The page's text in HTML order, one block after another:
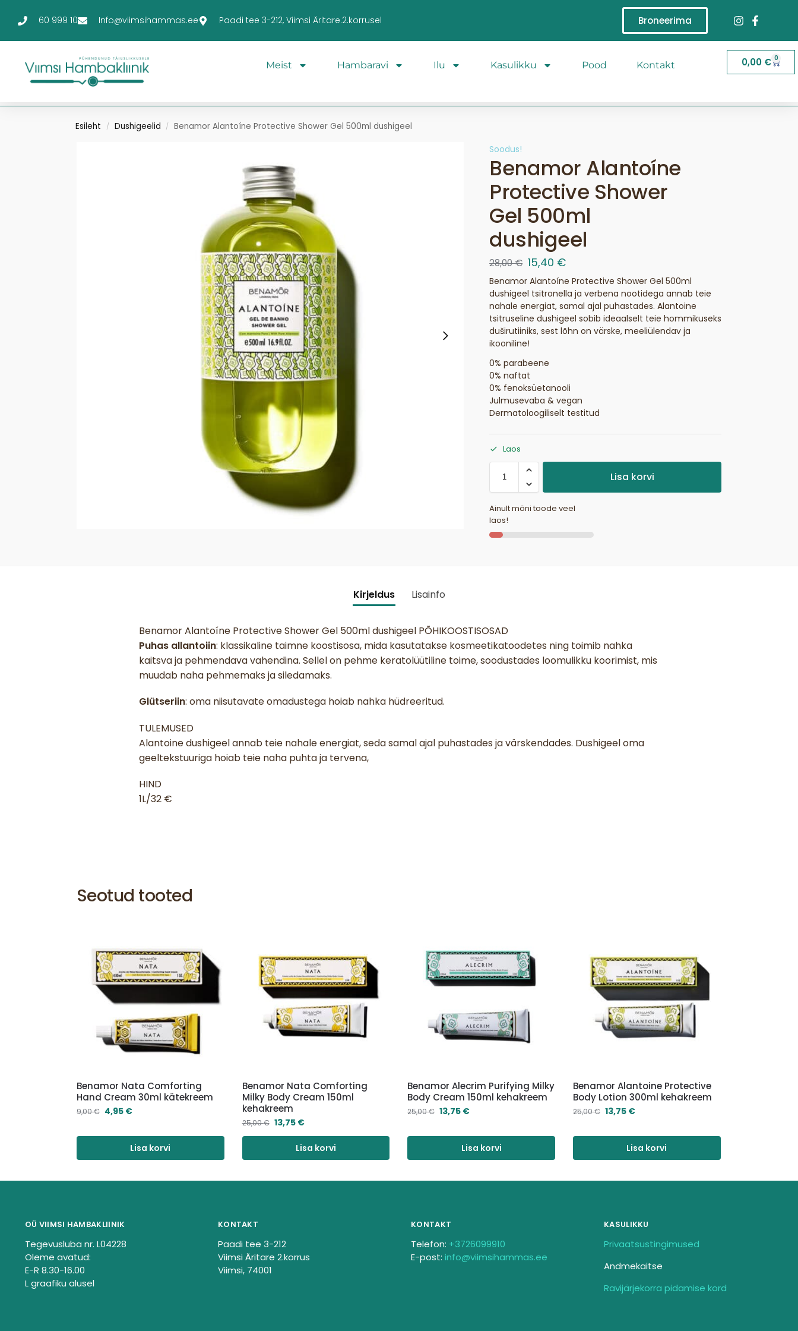
60 999 10 Info@viimsihammas.ee Paadi tee 3-212, Viimsi Äritare.2.korrusel Broneerima
Meist Hambaravi Ilu Kasulikku Pood Kontakt 0,00 € 0
Esileht / Dushigeelid / Benamor Alantoíne Protective Shower Gel 500ml dushigeel
Soodus!
Benamor Alantoíne
Protective Shower
Gel 500ml
dushigeel
28,00€ 15,40 €
Benamor Alantoíne Protective Shower Gel 500ml
dushigeel tsitronella ja verbena nootidega annab teie
nahale energiat, samal ajal puhastades. Alantoine
tsitruseline dushigeel sobib ideaalselt teie hommikuseks
duširutiiniks, sest lõhn on värske, meeliülendav ja
ikooniline!
0% parabeene
0% naftat
0% fenoksüetanooli
Julmusevaba & vegan
Dermatoloogiliselt testitud
Laos
Lisa korvi
Ainult mõni toode veel
laos!
Kirjeldus Lisainfo
Benamor Alantoíne Protective Shower Gel 500ml dushigeel PÕHIKOOSTISOSAD
Puhas allantoiin: klassikaline taimne koostisosa, mida kasutatakse kosmeetikatoodetes ning toimib nahka
kaitsva ja pehmendava vahendina. Sellel on pehme keratolüütiline toime, soodustades loomulikku koorimist, mis
muudab naha pehmemaks ja siledamaks.
Glütseriin: oma niisutavate omadustega hoiab nahka hüdreeritud.
TULEMUSED
Alantoine dushigeel annab teie nahale energiat, seda samal ajal puhastades ja värskendades. Dushigeel oma
geeltekstuuriga hoiab teie naha puhta ja tervena,
HIND
1L/32 €
Seotud tooted
Benamor Nata Comforting
Hand Cream 30ml kätekreem
9,00€ 4,95 €
Lisa korvi
Benamor Nata Comforting
Milky Body Cream 150ml
kehakreem
25,00€ 13,75 €
Lisa korvi
Benamor Alecrim Purifying Milky
Body Cream 150ml kehakreem
25,00€ 13,75 €
Lisa korvi
Benamor Alantoine Protective
Body Lotion 300ml kehakreem
25,00€ 13,75 €
Lisa korvi
OÜ VIIMSI HAMBAKLIINIK
Tegevusluba nr. L04228
Oleme avatud:
E-R 8.30-16.00
L graafiku alusel
KONTAKT
Paadi tee 3-212
Viimsi Äritare 2.korrus
Viimsi, 74001
KONTAKT
Telefon: +3726099910
E-post: info@viimsihammas.ee
KASULIKKU
Privaatsustingimused
Andmekaitse
Ravijärjekorra pidamise kord